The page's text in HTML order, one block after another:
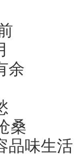
余
桑
品味生活